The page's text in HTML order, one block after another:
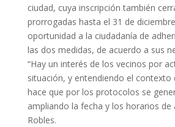
ciudad, cuya inscripción también
prorrogadas hasta el 31 de
oportunidad a la ciudadanía de
las dos medidas, de acuerdo a sus
“Hay un interés de los vecinos por
situación, y entendiendo el contexto
hace que por los protocolos se
ampliando la fecha y los horarios de
Robles.